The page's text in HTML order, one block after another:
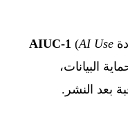
AIUC-1 (AI Use
البيانات،
بعد النشر.